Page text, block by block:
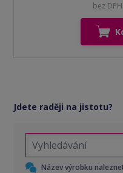
bez
Jdete raději na jistotu?
Název výrobku